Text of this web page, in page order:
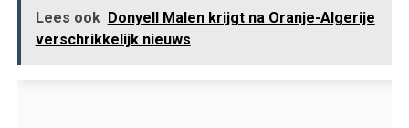
Lees ook Donyell Malen krijgt na Oranje-Algerije
verschrikkelijk nieuws